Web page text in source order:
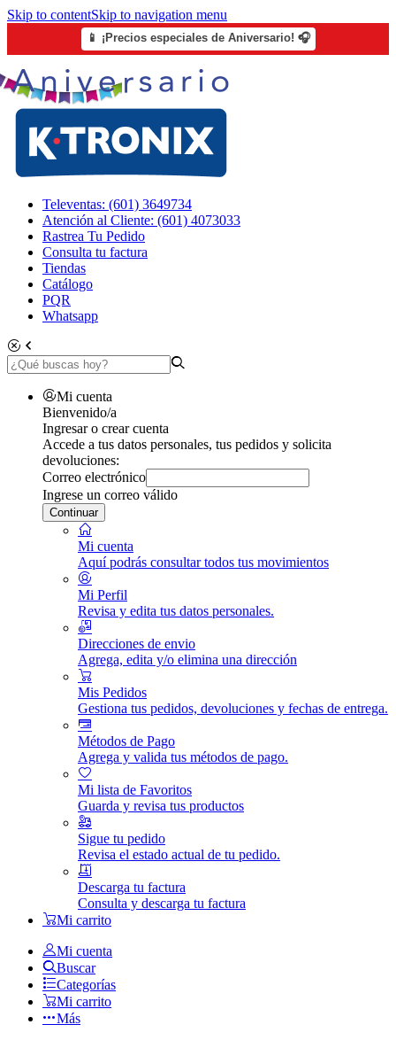
Skip to contentSkip to navigation menu
📱 ¡Precios especiales de Aniversario! 🎧
Televentas: (601) 3649734
Atención al Cliente: (601) 4073033
Rastrea Tu Pedido
Consulta tu factura
Tiendas
Catálogo
PQR
Whatsapp
Mi cuenta
Bienvenido/a
Ingresar o crear cuenta
Accede a tus datos personales, tus pedidos y solicita
devoluciones:
Correo electrónico
Ingrese un correo válido
Continuar
Mi cuenta
Aquí podrás consultar todos tus movimientos
Mi Perfil
Revisa y edita tus datos personales.
Direcciones de envio
Agrega, edita y/o elimina una dirección
Mis Pedidos
Gestiona tus pedidos, devoluciones y fechas de entrega.
Métodos de Pago
Agrega y valida tus métodos de pago.
Mi lista de Favoritos
Guarda y revisa tus productos
Sigue tu pedido
Revisa el estado actual de tu pedido.
Descarga tu factura
Consulta y descarga tu factura
Mi carrito
Mi cuenta
Buscar
Categorías
Mi carrito
Más